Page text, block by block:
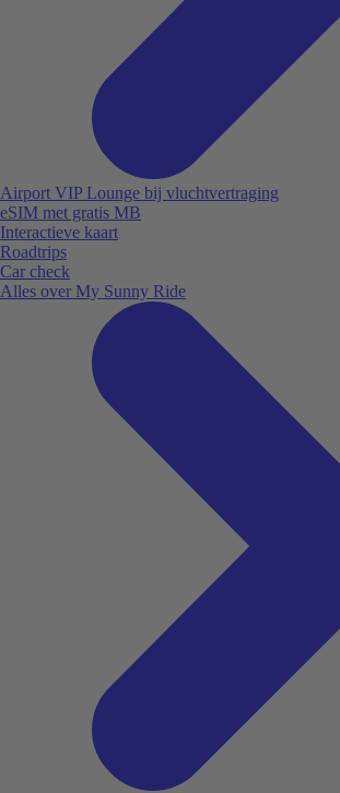
Airport VIP Lounge bij vluchtvertraging
eSIM met gratis MB
Interactieve kaart
Roadtrips
Car check
Alles over My Sunny Ride